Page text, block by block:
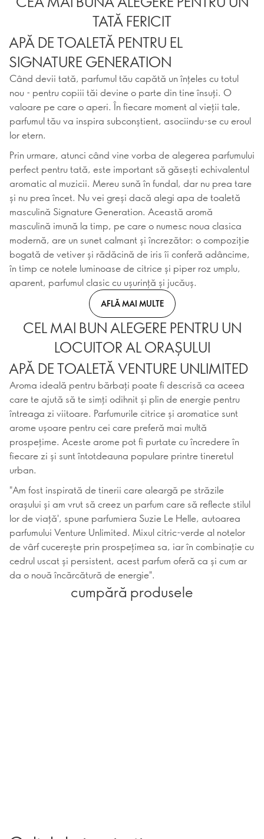
TATĂ FERICIT
APĂ DE TOALETĂ PENTRU EL
SIGNATURE GENERATION
Când devii tată, parfumul tău capătă un înțeles cu totul
nou - pentru copiii tăi devine o parte din tine însuți. O
valoare pe care o aperi. În fiecare moment al vieții tale,
parfumul tău va inspira subconștient, asociindu-se cu eroul
lor etern.
Prin urmare, atunci când vine vorba de alegerea parfumului
perfect pentru tată, este important să găsești echivalentul
aromatic al muzicii. Mereu sună în fundal, dar nu prea tare
și nu prea încet. Nu vei greși dacă alegi apa de toaletă
masculină Signature Generation. Această aromă
masculină imună la timp, pe care o numesc noua clasica
modernă, are un sunet calmant și încrezător: o compoziție
bogată de vetiver și rădăcină de iris îi conferă adâncime,
în timp ce notele luminoase de citrice și piper roz umplu,
aparent, parfumul clasic cu ușurință și jucăuș.
AFLĂ MAI MULTE
CEL MAI BUN ALEGERE PENTRU UN
LOCUITOR AL ORAȘULUI
APĂ DE TOALETĂ VENTURE UNLIMITED
Aroma ideală pentru bărbați poate fi descrisă ca aceea
care te ajută să te simți odihnit și plin de energie pentru
întreaga zi viitoare. Parfumurile citrice și aromatice sunt
arome ușoare pentru cei care preferă mai multă
prospețime. Aceste arome pot fi purtate cu încredere în
fiecare zi și sunt întotdeauna populare printre tineretul
urban.
"Am fost inspirată de tinerii care aleargă pe străzile
orașului și am vrut să creez un parfum care să reflecte stilul
lor de viață', spune parfumiera Suzie Le Helle, autoarea
parfumului Venture Unlimited. Mixul citric-verde al notelor
de vârf cucerește prin prospețimea sa, iar în combinație cu
cedrul uscat și persistent, acest parfum oferă ca și cum ar
da o nouă încărcătură de energie".
cumpără produsele